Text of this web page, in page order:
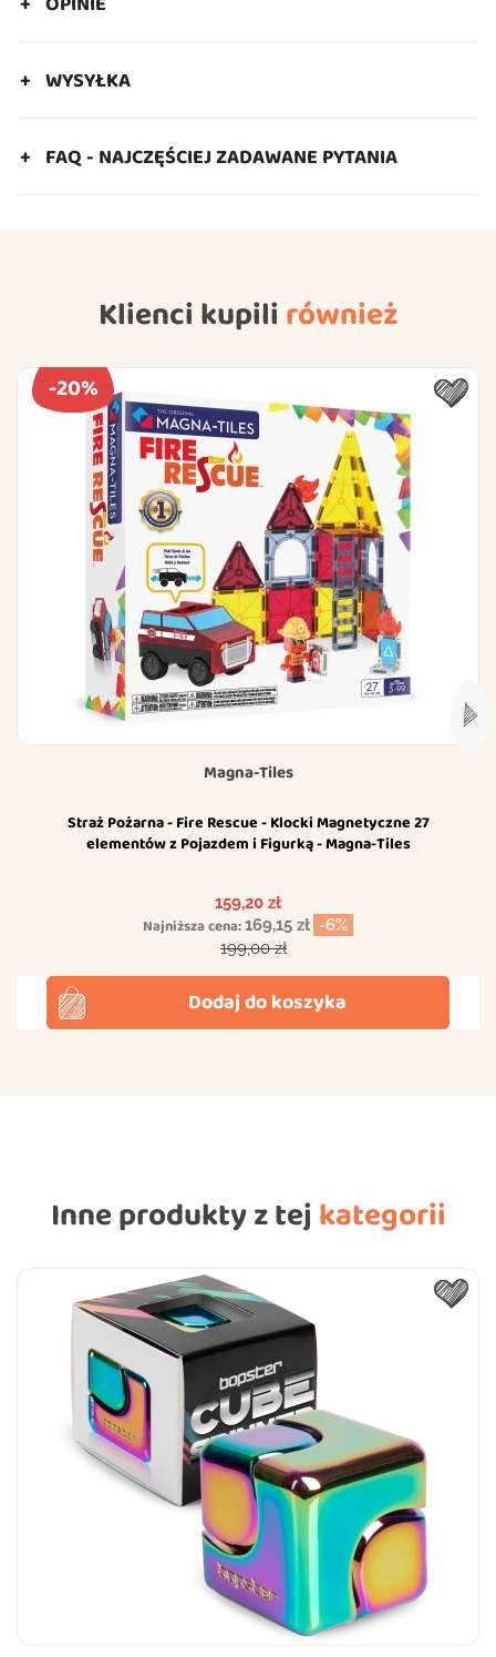
WYSYŁKA
FAQ - NAJCZĘŚCIEJ ZADAWANE PYTANIA
Klienci kupili również
Magna-Tiles
Straż Pożarna - Fire Rescue - Klocki Magnetyczne 27
elementów z Pojazdem i Figurką - Magna-Tiles
Cena
159,20 zł
Najniższa cena:169,15 zł -6%
Cena podstawowa
199,00 zł
-20%
Dodaj do koszyka
Inne produkty z tej kategorii